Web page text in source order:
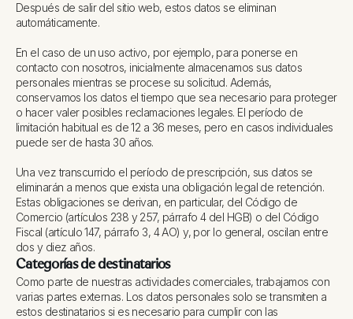
Después de salir del sitio web, estos datos se eliminan
automáticamente.
En el caso de un uso activo, por ejemplo, para ponerse en
contacto con nosotros, inicialmente almacenamos sus datos
personales mientras se procese su solicitud. Además,
conservamos los datos el tiempo que sea necesario para proteger
o hacer valer posibles reclamaciones legales. El período de
limitación habitual es de 12 a 36 meses, pero en casos individuales
puede ser de hasta 30 años.
Una vez transcurrido el período de prescripción, sus datos se
eliminarán a menos que exista una obligación legal de retención.
Estas obligaciones se derivan, en particular, del Código de
Comercio (artículos 238 y 257, párrafo 4 del HGB) o del Código
Fiscal (artículo 147, párrafo 3, 4 AO) y, por lo general, oscilan entre
dos y diez años.
Categorías de destinatarios
Como parte de nuestras actividades comerciales, trabajamos con
varias partes externas. Los datos personales solo se transmiten a
estos destinatarios si es necesario para cumplir con las